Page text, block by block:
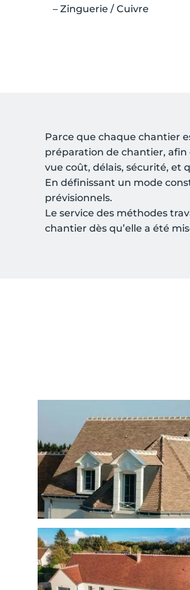
– Zinguerie / Cuivre
Parce que chaque chantier
préparation de chantier,
vue coût, délais, sécurité, et
En définissant un mode
prévisionnels.
Le service des méthodes
chantier dès qu’elle a été